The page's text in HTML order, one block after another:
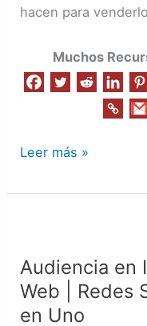
hacen para
Muchos
Leer más »
Audiencia en
Web | Redes
en Uno
Internet
|
Tráfico